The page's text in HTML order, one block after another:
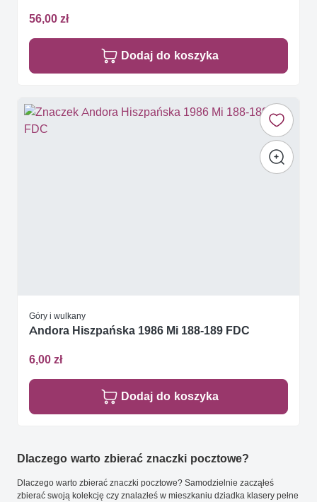
56,00 zł
Dodaj do koszyka
Góry i wulkany
Andora Hiszpańska 1986 Mi 188-189 FDC
6,00 zł
Dodaj do koszyka
Dlaczego warto zbierać znaczki pocztowe?
Dlaczego warto zbierać znaczki pocztowe? Samodzielnie zacząłeś
zbierać swoją kolekcję czy znalazłeś w mieszkaniu dziadka klasery pełne